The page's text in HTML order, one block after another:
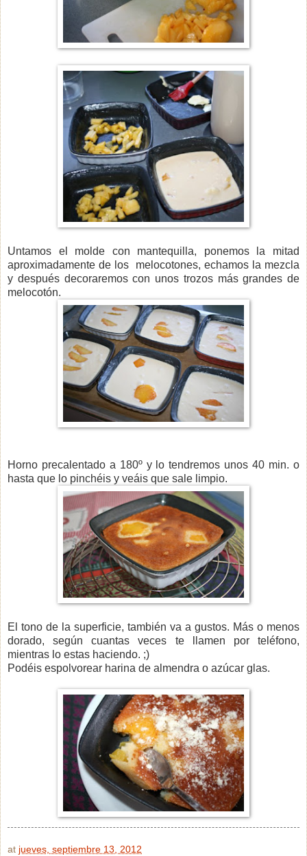
Untamos el molde con mantequilla, ponemos la mitad
aproximadamente de los melocotones, echamos la mezcla
y después decoraremos con unos trozos más grandes de
melocotón.
Horno precalentado a 180º y lo tendremos unos 40 min. o
hasta que lo pinchéis y veáis que sale limpio.
El tono de la superficie, también va a gustos. Más o menos
dorado, según cuantas veces te llamen por teléfono,
mientras lo estas haciendo. ;)
Podéis espolvorear harina de almendra o azúcar glas.
at jueves, septiembre 13, 2012